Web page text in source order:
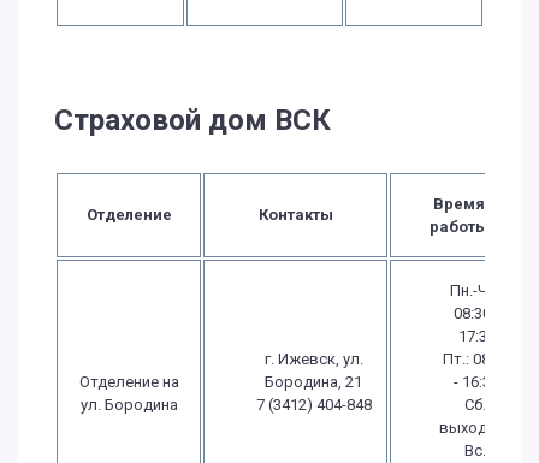
Страховой дом ВСК
Отделение Контакты
Время
работы
Отделение на
ул. Бородина
г. Ижевск, ул.
Бородина, 21
7 (3412) 404-848
Пн.-Чт.:
08:30 -
17:30
Пт.: 08:30
- 16:30
Сб.:
выходной
Вс.: